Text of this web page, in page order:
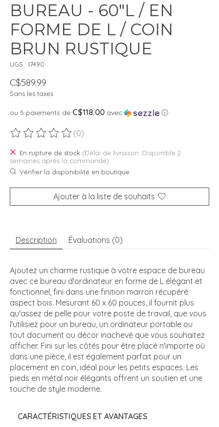
BUREAU - 60"L / EN
FORME DE L / COIN
BRUN RUSTIQUE
UGS : I7490
C$589.99
Sans les taxes
ou 5 paiements de C$118.00 avec ⓘ
Ce produit est évalué à
(0)
En rupture de stock (Délai de livraison :Disponible 2
semaines après la commande)
Vérifier la disponibilité en boutique
Ajouter à la liste de souhaits
Description Évaluations (0)
Ajoutez un charme rustique à votre espace de bureau
avec ce bureau d'ordinateur en forme de L élégant et
fonctionnel, fini dans une finition marron récupéré
aspect bois. Mesurant 60 x 60 pouces, il fournit plus
qu'assez de pelle pour votre poste de travail, que vous
l'utilisiez pour un bureau, un ordinateur portable ou
tout document ou décor inachevé que vous souhaitez
afficher. Fini sur les côtés pour être placé n'importe où
dans une pièce, il est également parfait pour un
placement en coin, idéal pour les petits espaces. Les
pieds en métal noir élégants offrent un soutien et une
touche de style moderne.
CARACTÉRISTIQUES ET AVANTAGES